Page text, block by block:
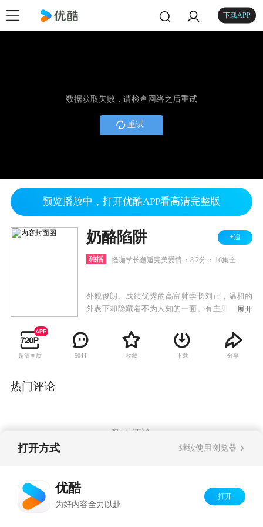
下载APP
数据获取失败，请检查网络之后重试
重试
预览播放中，打开优酷APP看高清完整版
奶酪陷阱 +追
独播 怪咖学长邂逅完美爱情 8.2分 16集全
外貌俊朗、成绩优秀的高富帅学长刘正，温和的
外表下却隐藏着不为人知的一面。有主见、成绩
相助才得以继续自己的学业，尽管觉得刘正为人
有些奇怪，但两人最终还是稀里糊涂交往了，从
而上演了矛盾和各种浪漫又颇具神秘色彩的校园
展开
超清画质 5044 收藏 下载 分享
热门评论
暂无评论
打开方式 继续使用浏览器
优酷
为好内容全力以赴
打开